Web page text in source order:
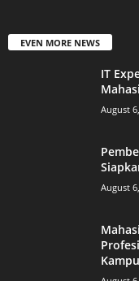
EVEN MORE NEWS
IT
August
August